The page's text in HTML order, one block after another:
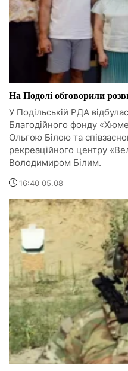
На Подолі обговорили
У Подільській РДА
Благодійного фонду
Ольгою Білою та
рекреаційного центру
Володимиром Білим.
16:40 05.08